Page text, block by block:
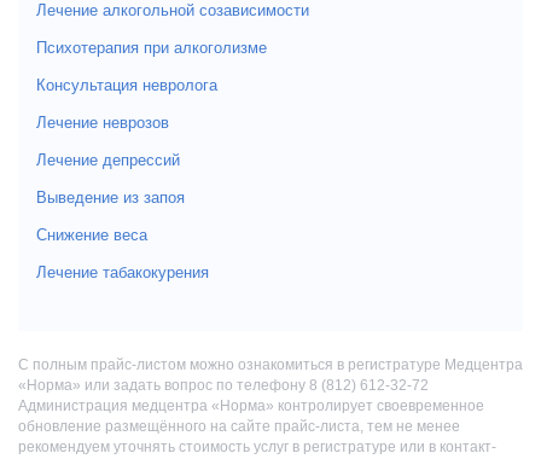
Лечение алкогольной созависимости
Психотерапия при алкоголизме
Консультация невролога
Лечение неврозов
Лечение депрессий
Выведение из запоя
Снижение веса
Лечение табакокурения
С полным прайс-листом можно ознакомиться в регистратуре Медцентра
«Норма» или задать вопрос по телефону 8 (812) 612-32-72
Администрация медцентра «Норма» контролирует своевременное
обновление размещённого на сайте прайс-листа, тем не менее
рекомендуем уточнять стоимость услуг в регистратуре или в контакт-